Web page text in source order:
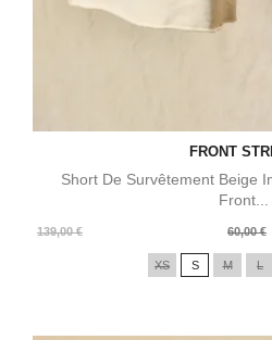
FRONT
Short De Survêtement Beige
Front...
139,00 €
Prix
60,00 €
Prix
XS S M L